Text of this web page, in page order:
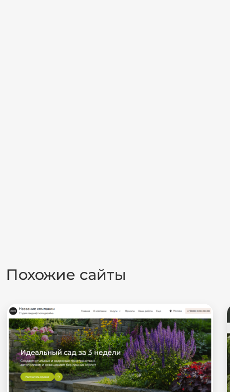
Похожие сайты